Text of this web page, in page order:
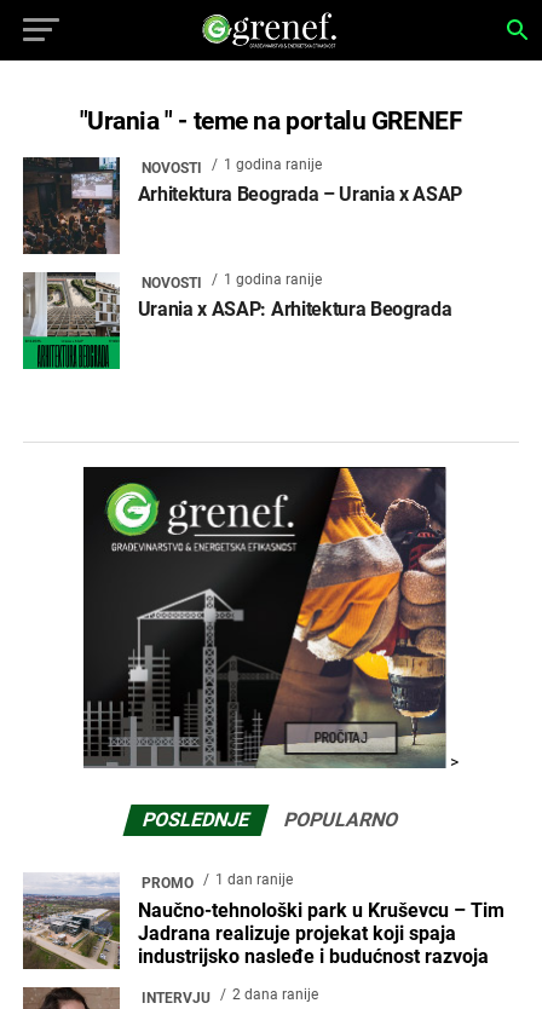
"Urania " - teme na portalu GRENEF
NOVOSTI 1 godina ranije
Arhitektura Beograda – Urania x ASAP
NOVOSTI 1 godina ranije
Urania x ASAP: Arhitektura Beograda
>
POSLEDNJE POPULARNO
PROMO 1 dan ranije
Naučno-tehnološki park u Kruševcu – Tim
Jadrana realizuje projekat koji spaja
industrijsko nasleđe i budućnost razvoja
INTERVJU 2 dana ranije